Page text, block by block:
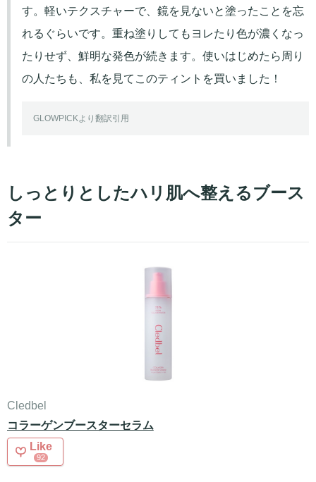
す。軽いテクスチャーで、鏡を見ないと塗ったことを忘
れるぐらいです。重ね塗りしてもヨレたり色が濃くなっ
たりせず、鮮明な発色が続きます。使いはじめたら周り
の人たちも、私を見てこのティントを買いました！
GLOWPICKより翻訳引用
しっとりとしたハリ肌へ整えるブース
ター
Cledbel
コラーゲンブースターセラム
Like
92